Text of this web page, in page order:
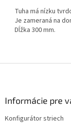
Tuha má nízku
Je zameraná na
Dĺžka 300 mm.
Informácie pre
Konfigurátor striech